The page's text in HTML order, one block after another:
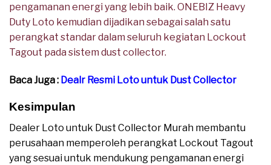
pengamanan energi yang lebih baik. ONEBIZ Heavy
Duty Loto kemudian dijadikan sebagai salah satu
perangkat standar dalam seluruh kegiatan Lockout
Tagout pada sistem dust collector.
Baca Juga : Dealr Resmi Lotountuk Dust Collector
Kesimpulan
Dealer Loto untuk Dust Collector Murah membantu
perusahaan memperoleh perangkat Lockout Tagout
yang sesuai untuk mendukung pengamanan energi